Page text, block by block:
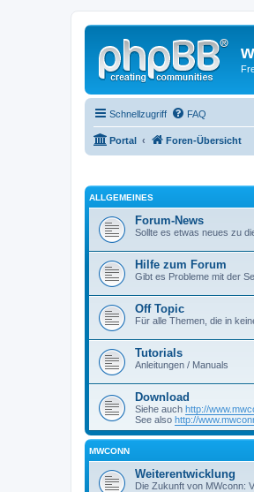
Schnellzugriff FAQ
Portal Foren-Übersicht
ALLGEMEINES
Forum-News
Sollte es etwas neues zu
Hilfe zum Forum
Gibt es Probleme mit der
Off Topic
Für alle Themen, die in
Tutorials
Anleitungen / Manuals
Download
Siehe auch http://
See also http://
MWCONN
Weiterentwicklung
Die Zukunft von MWconn: